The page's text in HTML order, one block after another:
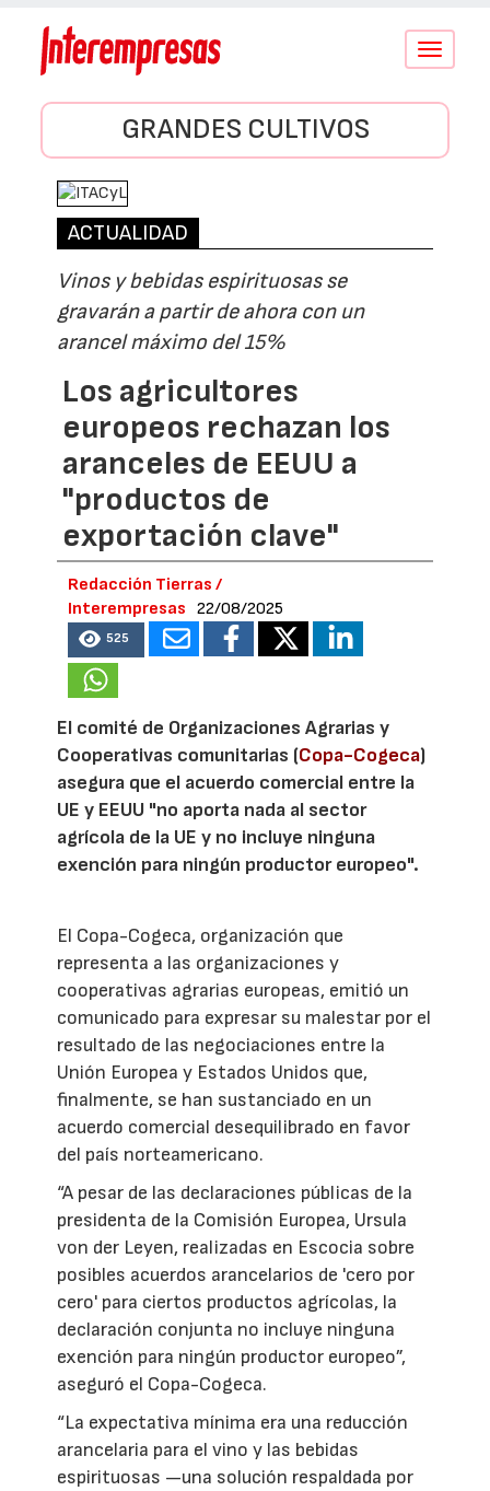
Conmutar
GRANDES CULTIVOS
ACTUALIDAD
Vinos y bebidas espirituosas se
gravarán a partir de ahora con un
arancel máximo del 15%
Los agricultores
europeos rechazan los
aranceles de EEUU a
"productos de
exportación clave"
Redacción Tierras /
Interempresas
22/08/2025
525
El comité de Organizaciones Agrarias y
Cooperativas comunitarias (Copa-Cogeca)
asegura que el acuerdo comercial entre la
UE y EEUU "no aporta nada al sector
agrícola de la UE y no incluye ninguna
exención para ningún productor europeo".
El Copa-Cogeca, organización que
representa a las organizaciones y
cooperativas agrarias europeas, emitió un
comunicado para expresar su malestar por el
resultado de las negociaciones entre la
Unión Europea y Estados Unidos que,
finalmente, se han sustanciado en un
acuerdo comercial desequilibrado en favor
del país norteamericano.
“A pesar de las declaraciones públicas de la
presidenta de la Comisión Europea, Ursula
von der Leyen, realizadas en Escocia sobre
posibles acuerdos arancelarios de 'cero por
cero' para ciertos productos agrícolas, la
declaración conjunta no incluye ninguna
exención para ningún productor europeo”,
aseguró el Copa-Cogeca.
“La expectativa mínima era una reducción
arancelaria para el vino y las bebidas
espirituosas —una solución respaldada por